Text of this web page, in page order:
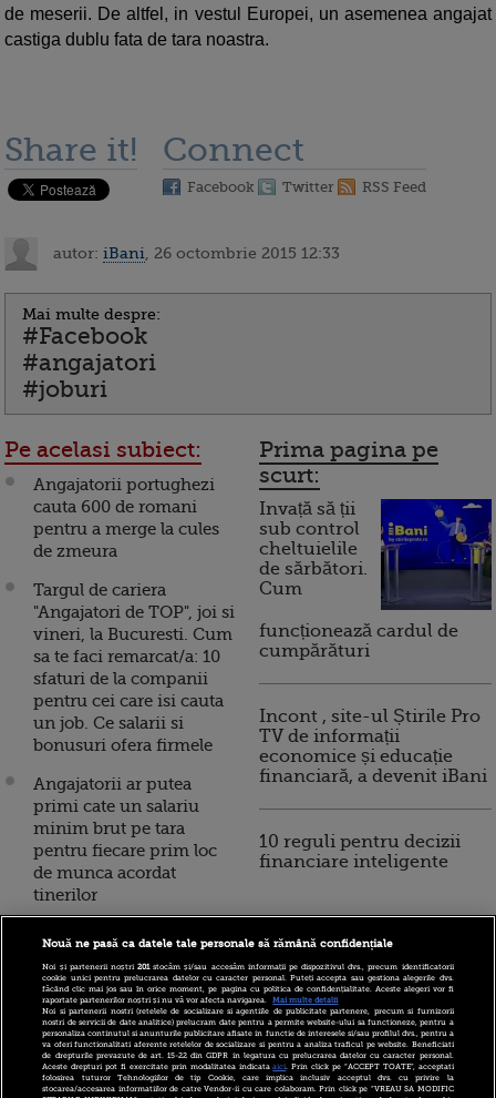
de meserii. De altfel, in vestul Europei, un asemenea angajat
castiga dublu fata de tara noastra.
Share it! Connect
Facebook Twitter RSS Feed
autor: iBani , 26 octombrie 2015 12:33
Mai multe despre:
#Facebook
#angajatori
#joburi
Pe acelasi subiect:
Angajatorii portughezi
cauta 600 de romani
pentru a merge la cules
de zmeura
Targul de cariera
"Angajatori de TOP", joi si
vineri, la Bucuresti. Cum
sa te faci remarcat/a: 10
sfaturi de la companii
pentru cei care isi cauta
un job. Ce salarii si
bonusuri ofera firmele
Angajatorii ar putea
primi cate un salariu
minim brut pe tara
pentru fiecare prim loc
de munca acordat
tinerilor
Angajatorii din Romania
importante intentii de
angajare din ultimii sapte
ani. Regiunea cu cea mai
dinamica piata a fortei de
munca
Prima pagina pe
scurt:
Invață să ții
sub control
cheltuielile
de sărbători.
Cum
funcționează cardul de
cumpărături
Incont , site-ul Știrile Pro
TV de informații
economice și educație
financiară, a devenit iBani
10 reguli pentru decizii
financiare inteligente
Nouă ne pasă ca datele tale personale să rămână confidențiale
Noi și partenerii noștri201stocăm și/sau accesăm informații pe dispozitivul dvs., precum identificatorii
cookie unici pentru prelucrarea datelor cu caracter personal. Puteți accepta sau gestiona alegerile dvs.
făcând clic mai jos sau în orice moment, pe pagina cu politica de confidențialitate. Aceste alegeri vor fi
raportate partenerilor noștri și nu vă vor afecta navigarea.
Mai multe detalii
Noi si partenerii nostri (retelele de socializare si agentiile de publicitate partenere, precum si furnizorii
nostri de servicii de date analitice) prelucram date pentru a permite website-ului sa functioneze, pentru a
personaliza continutul si anunturile publicitare afisate in functie de interesele si/sau profilul dvs., pentru a
va oferi functionalitati aferente retelelor de socializare si pentru a analiza traficul pe website. Beneficiati
de drepturile prevazute de art. 15-22 din GDPR in legatura cu prelucrarea datelor cu caracter personal.
Aceste drepturi pot fi exercitate prin modalitatea indicataaici. Prin click pe “ACCEPT TOATE”, acceptati
folosirea tuturor Tehnologiilor de tip Cookie, care implica inclusiv acceptul dvs. cu privire la
stocarea/accesarea informatiilor de catre Vendor-ii cu care colaboram. Prin click pe “VREAU SA MODIFIC